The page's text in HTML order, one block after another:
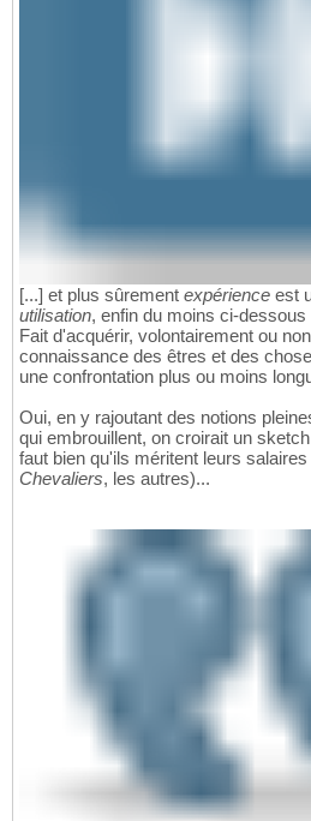
[...] et plus sûrement expérience est
utilisation, enfin du moins ci-dessous
Fait d'acquérir, volontairement ou
connaissance des êtres et des
une confrontation plus ou moins
Oui, en y rajoutant des notions
qui embrouillent, on croirait un
faut bien qu'ils méritent leurs
Chevaliers, les autres)...